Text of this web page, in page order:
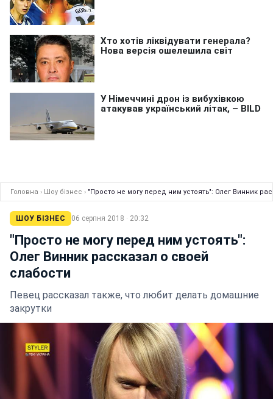
Головна › Шоу бізнес › "Просто не могу перед ним устоять": Олег Винник
ШОУ БІЗНЕС 06 серпня 2018 · 20:32
"Просто не могу перед ним устоять":
Олег Винник рассказал о своей
слабости
Певец рассказал также, что любит делать домашние
закрутки